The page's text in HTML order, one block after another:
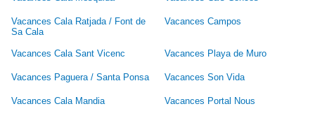
Vacances Cala Ratjada / Font de
Sa Cala
Vacances Campos
Vacances Cala Sant Vicenc Vacances Playa de Muro
Vacances Paguera / Santa Ponsa Vacances Son Vida
Vacances Cala Mandia Vacances Portal Nous